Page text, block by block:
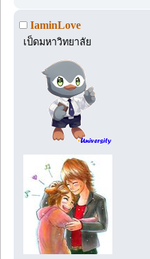
IaminLove
เป็ดมหาวิทยาลัย